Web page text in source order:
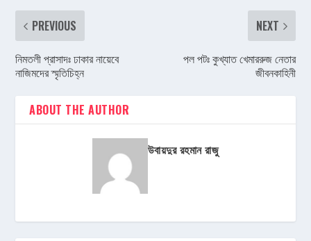
PREVIOUS
নিমতলী প্রাসাদঃ ঢাকার নায়েবে
নাজিমদের স্মৃতিচিহ্ন
NEXT
পল পটঃ কুখ্যাত খেমাররুজ নেতার
জীবনকাহিনী
ABOUT THE AUTHOR
উবায়দুর রহমান রাজু